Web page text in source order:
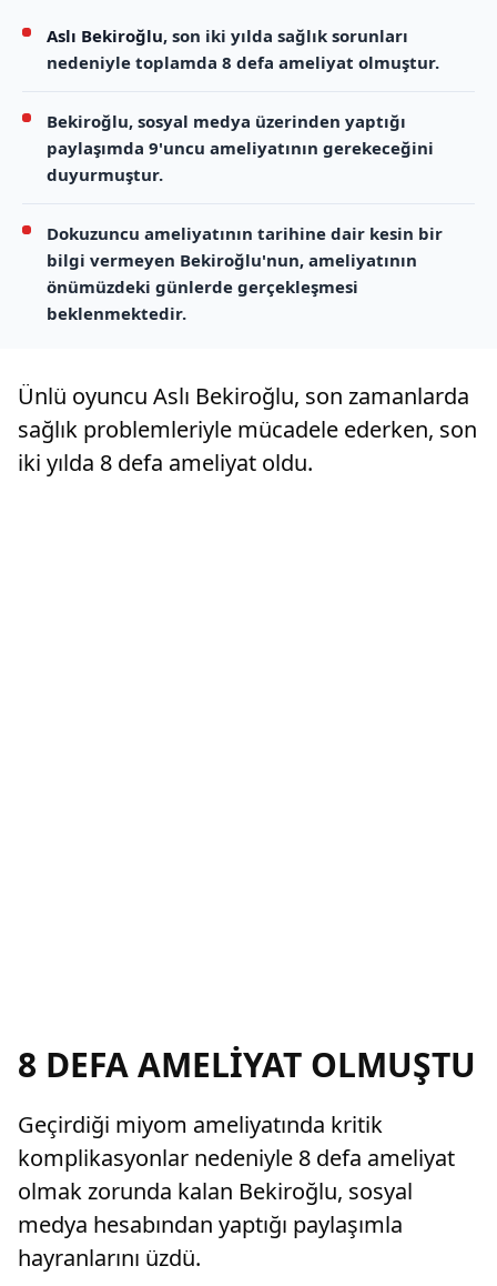
Aslı Bekiroğlu, son iki yılda sağlık sorunları
nedeniyle toplamda 8 defa ameliyat olmuştur.
Bekiroğlu, sosyal medya üzerinden yaptığı
paylaşımda 9'uncu ameliyatının gerekeceğini
duyurmuştur.
Dokuzuncu ameliyatının tarihine dair kesin bir
bilgi vermeyen Bekiroğlu'nun, ameliyatının
önümüzdeki günlerde gerçekleşmesi
beklenmektedir.
Ünlü oyuncu Aslı Bekiroğlu, son zamanlarda
sağlık problemleriyle mücadele ederken, son
iki yılda 8 defa ameliyat oldu.
8 DEFA AMELİYAT OLMUŞTU
Geçirdiği miyom ameliyatında kritik
komplikasyonlar nedeniyle 8 defa ameliyat
olmak zorunda kalan Bekiroğlu, sosyal
medya hesabından yaptığı paylaşımla
hayranlarını üzdü.